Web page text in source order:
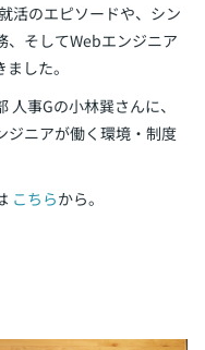
活のエピソードや、シン
、そしてWebエンジニア
した。
事Gの小林巽さんに、
ジニアが働く環境・制度
こちらから。